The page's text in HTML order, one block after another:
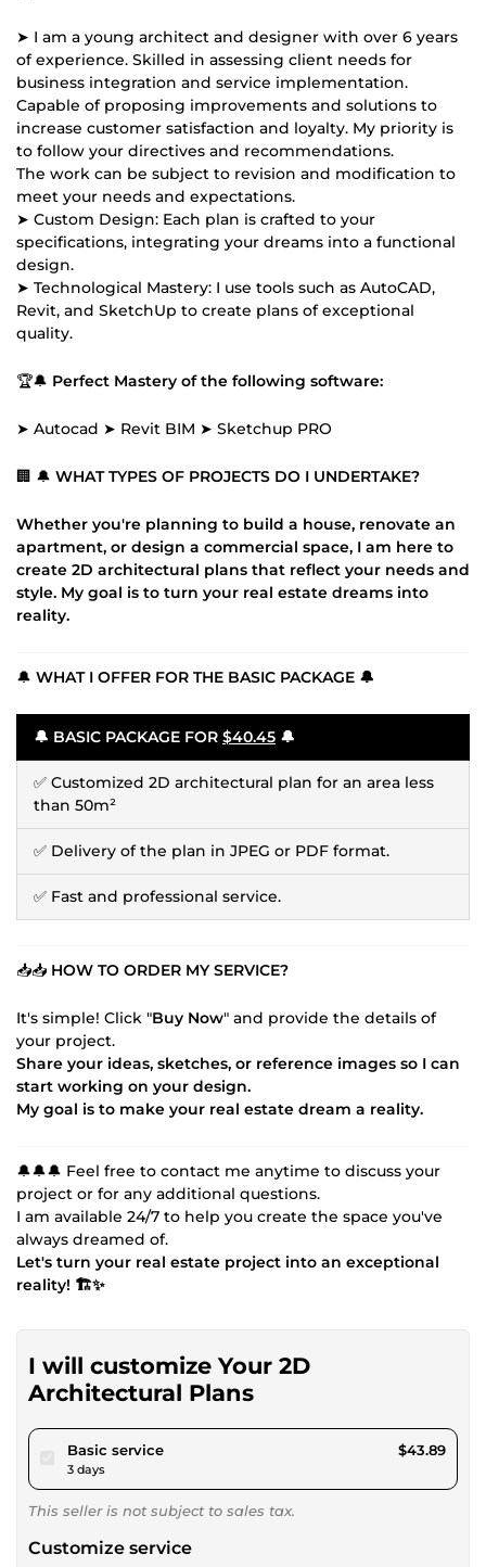
➤ I am a young architect and designer with over 6 years
of experience. Skilled in assessing client needs for
business integration and service implementation.
Capable of proposing improvements and solutions to
increase customer satisfaction and loyalty. My priority is
to follow your directives and recommendations.
The work can be subject to revision and modification to
meet your needs and expectations.
➤ Custom Design: Each plan is crafted to your
specifications, integrating your dreams into a functional
design.
➤ Technological Mastery: I use tools such as AutoCAD,
Revit, and SketchUp to create plans of exceptional
quality.
🏆🔔 Perfect Mastery of the following software:
➤ Autocad ➤ Revit BIM ➤ Sketchup PRO
🏢 🔔 WHAT TYPES OF PROJECTS DO I UNDERTAKE?
Whether you're planning to build a house, renovate an
apartment, or design a commercial space, I am here to
create 2D architectural plans that reflect your needs and
style. My goal is to turn your real estate dreams into
reality.
🔔 WHAT I OFFER FOR THE BASIC PACKAGE 🔔
🔔 BASIC PACKAGE FOR $40.45 🔔
✅ Customized 2D architectural plan for an area less
than 50m²
✅ Delivery of the plan in JPEG or PDF format.
✅ Fast and professional service.
📥📥 HOW TO ORDER MY SERVICE?
It's simple! Click "Buy Now" and provide the details of
your project.
Share your ideas, sketches, or reference images so I can
start working on your design.
My goal is to make your real estate dream a reality.
🔔🔔🔔 Feel free to contact me anytime to discuss your
project or for any additional questions.
I am available 24/7 to help you create the space you've
always dreamed of.
Let's turn your real estate project into an exceptional
reality! 🏗️✨
I will customize Your 2D
Architectural Plans
Basic servicepour $40.45
3 days
$43.89
This seller is not subject to sales tax.
Customize service